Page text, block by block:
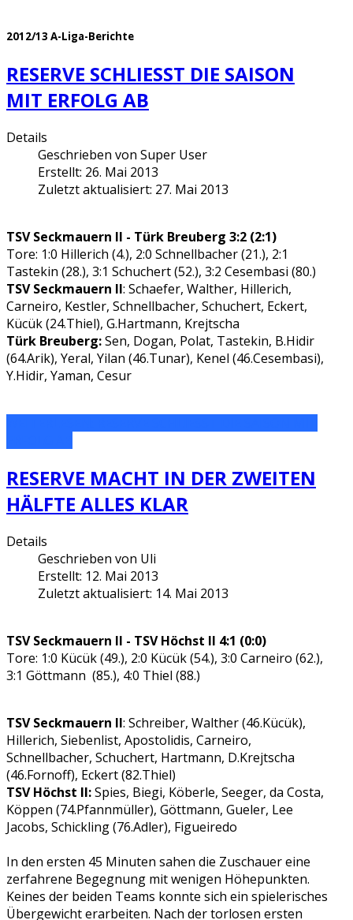
2012/13 A-Liga-Berichte
RESERVE SCHLIESST DIE SAISON M
IT ERFOLG AB
Details
Geschrieben von Super User
Erstellt: 26. Mai 2013
Zuletzt aktualisiert: 27. Mai 2013
TSV Seckmauern II - Türk Breuberg 3:2 (2:1)
Tore: 1:0 Hillerich (4.), 2:0 Schnellbacher (21.), 2:1
Tastekin (28.), 3:1 Schuchert (52.), 3:2 Cesembasi (80.)
TSV Seckmauern II: Schaefer, Walther, Hillerich,
Carneiro, Kestler, Schnellbacher, Schuchert, Eckert,
Kücük (24.Thiel), G.Hartmann, Krejtscha
Türk Breuberg:Sen, Dogan, Polat, Tastekin, B.Hidir
(64.Arik), Yeral, Yilan (46.Tunar), Kenel (46.Cesembasi),
Y.Hidir, Yaman, Cesur
RESERVE MACHT IN DER ZWEITEN
HÄLFTE ALLES KLAR
Details
Geschrieben von Uli
Erstellt: 12. Mai 2013
Zuletzt aktualisiert: 14. Mai 2013
TSV Seckmauern II - TSV Höchst II 4:1 (0:0)
Tore: 1:0 Kücük (49.), 2:0 Kücük (54.), 3:0 Carneiro (62.),
3:1 Göttmann (85.), 4:0 Thiel (88.)
TSV Seckmauern II: Schreiber, Walther (46.Kücük),
Hillerich, Siebenlist, Apostolidis, Carneiro,
Schnellbacher, Schuchert, Hartmann, D.Krejtscha
(46.Fornoff), Eckert (82.Thiel)
TSV Höchst II:Spies, Biegi, Köberle, Seeger, da Costa,
Köppen (74.Pfannmüller), Göttmann, Gueler, Lee
Jacobs, Schickling (76.Adler), Figueiredo
In den ersten 45 Minuten sahen die Zuschauer eine
zerfahrene Begegnung mit wenigen Höhepunkten.
Keines der beiden Teams konnte sich ein spielerisches
Übergewicht erarbeiten. Nach der torlosen ersten